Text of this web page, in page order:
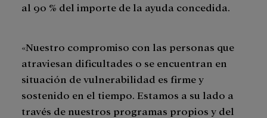
al 90 % del importe de la ayuda concedida.
«Nuestro compromiso con las personas que
atraviesan dificultades o se encuentran en
situación de vulnerabilidad es firme y
sostenido en el tiempo. Estamos a su lado a
través de nuestros programas propios y del